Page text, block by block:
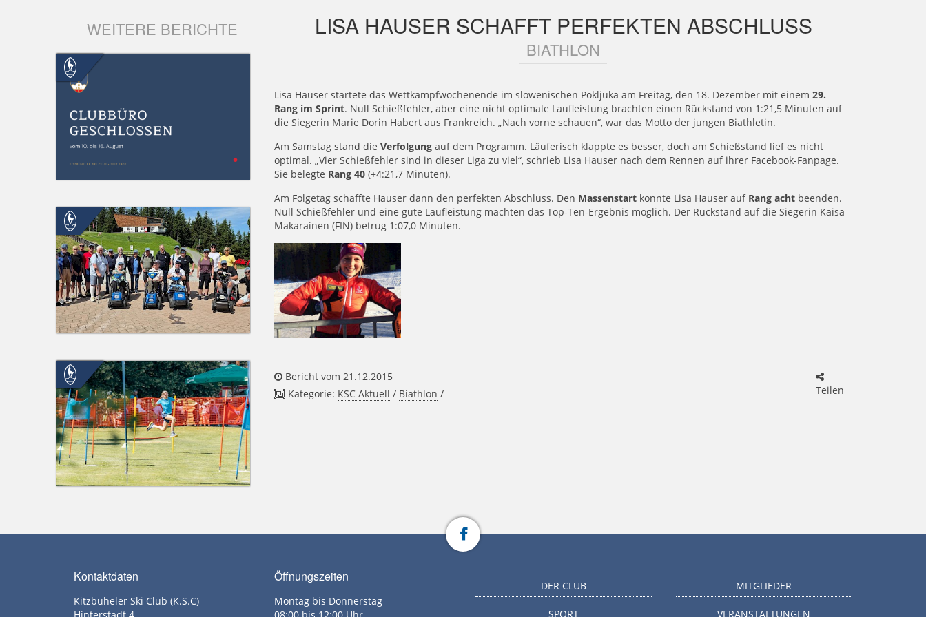
LISA HAUSER SCHAFFT PERFEKTEN ABSCHLUSS
BIATHLON
Lisa Hauser startete das Wettkampfwochenende im slowenischen Pokljuka am Freitag, den 18. Dezember mit einem29.
Rang im Sprint. Null Schießfehler, aber eine nicht optimale Laufleistung brachten einen Rückstand von 1:21,5 Minuten auf
die Siegerin Marie Dorin Habert aus Frankreich. „Nach vorne schauen“, war das Motto der jungen Biathletin.
Am Samstag stand dieVerfolgung auf dem Programm. Läuferisch klappte es besser, doch am Schießstand lief es nicht
optimal. „Vier Schießfehler sind in dieser Liga zu viel“, schrieb Lisa Hauser nach dem Rennen auf ihrer Facebook-Fanpage.
Sie belegte Rang 40 (+4:21,7 Minuten).
Am Folgetag schaffte Hauser dann den perfekten Abschluss. Den Massenstart konnte Lisa Hauser auf Rang acht beenden.
Null Schießfehler und eine gute Laufleistung machten das Top-Ten-Ergebnis möglich. Der Rückstand auf die Siegerin Kaisa
Makarainen (FIN) betrug 1:07,0 Minuten.
Bericht vom 21.12.2015
Kategorie: KSC Aktuell / Biathlon / Teilen
WEITERE BERICHTE
Kontaktdaten
Kitzbüheler Ski Club (K.S.C)
Öffnungszeiten
Montag bis Donnerstag
DER CLUB
SPORT
MITGLIEDER
VERANSTALTUNGEN